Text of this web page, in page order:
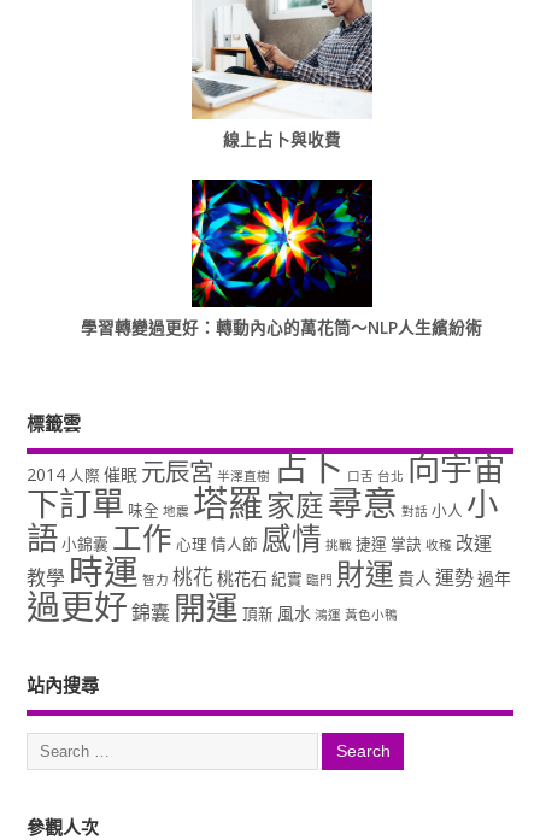
線上占卜與收費
學習轉變過更好：轉動內心的萬花筒～NLP人生繽紛術
標籤雲
2014 人際 催眠 元辰宮 半澤直樹 占卜 口舌 台北 向宇宙
下訂單 味全 地震 塔羅家庭尋意 對話 小人 小
語小錦囊 工作 心理 情人節 感情 挑戰 捷運 掌訣 收穫 改運
教學 時運 智力 桃花 桃花石 紀實 臨門 財運 貴人 運勢過年
過更好錦囊 開運 頂新 風水 鴻運 黃色小鴨
站內搜尋
參觀人次